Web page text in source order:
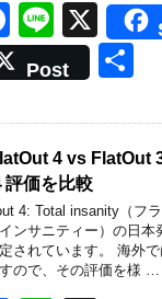
F
a
c
e
b
o
o
k
Li
n
e
X
Post
4 vs FlatOut
評価を比較
4: Total insanity（フ
ンサニティー）の日本
されています。 海外
ので、その評価を様 …